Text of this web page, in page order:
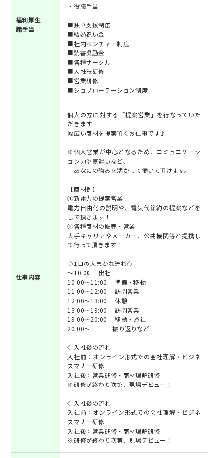
福利厚生
諸手当
・役職手当
■独立支援制度
■結婚祝い金
■社内ベンチャー制度
■読書奨励金
■各種サークル
■入社時研修
■営業研修
■ジョブローテーション制度
仕事内容
個人の方に対する「提案営業」を行なっていた
だきます
幅広い商材を提案頂くお仕事です♪
※個人営業が中心となるため、コミュニケーシ
ョン力や気遣いなど、
あなたの強みを活かして働いて頂けます。
【商材例】
①新電力の提案営業
電力自由化の説明や、電気代節約の提案などを
して頂きます！
②各種商材の販売・営業
大手キャリアやメーカー、公共機関等と提携し
て行って頂きます！
◇1日の大まかな流れ◇
～10:00 出社
10:00～11:00 準備・移動
11:00～12:00 訪問営業
12:00～13:00 休憩
13:00～19:00 訪問営業
19:00～20:00 移動・帰社
20:00～ 振り返りなど
◇入社後の流れ
入社前：オンライン形式での会社理解・ビジネ
スマナー研修
入社後：営業研修・商材理解研修
※研修が終わり次第、現場デビュー！
◇入社後の流れ
入社前：オンライン形式での会社理解・ビジネ
スマナー研修
入社後：営業研修・商材理解研修
※研修が終わり次第、現場デビュー！